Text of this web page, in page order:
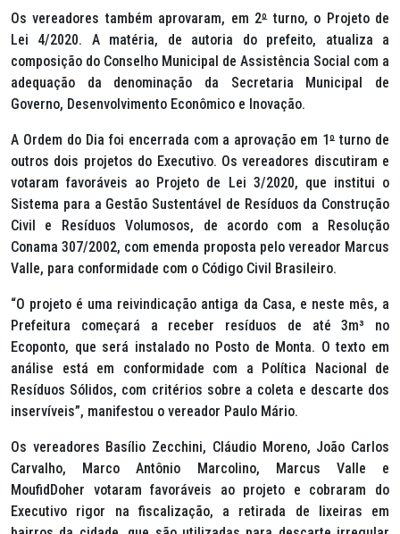
Os vereadores também aprovaram, em 2ºturno, o Projeto de
Lei 4/2020. A matéria, de autoria do prefeito, atualiza a
composição do Conselho Municipal de Assistência Social com a
adequação da denominação da Secretaria Municipal de
Governo, Desenvolvimento Econômico e Inovação.
A Ordem do Dia foi encerrada com a aprovação em 1ºturno de
outros dois projetos do Executivo. Os vereadores discutiram e
votaram favoráveis ao Projeto de Lei 3/2020, que institui o
Sistema para a Gestão Sustentável de Resíduos da Construção
Civil e Resíduos Volumosos, de acordo com a Resolução
Conama 307/2002, com emenda proposta pelo vereador Marcus
Valle, para conformidade com o Código Civil Brasileiro.
“O projeto é uma reivindicação antiga da Casa, e neste mês, a
Prefeitura começará a receber resíduos de até 3m³ no
Ecoponto, que será instalado no Posto de Monta. O texto em
análise está em conformidade com a Política Nacional de
Resíduos Sólidos, com critérios sobre a coleta e descarte dos
inservíveis”, manifestou o vereador Paulo Mário.
Os vereadores Basílio Zecchini, Cláudio Moreno, João Carlos
Carvalho, Marco Antônio Marcolino, Marcus Valle e
MoufidDoher votaram favoráveis ao projeto e cobraram do
Executivo rigor na fiscalização, a retirada de lixeiras em